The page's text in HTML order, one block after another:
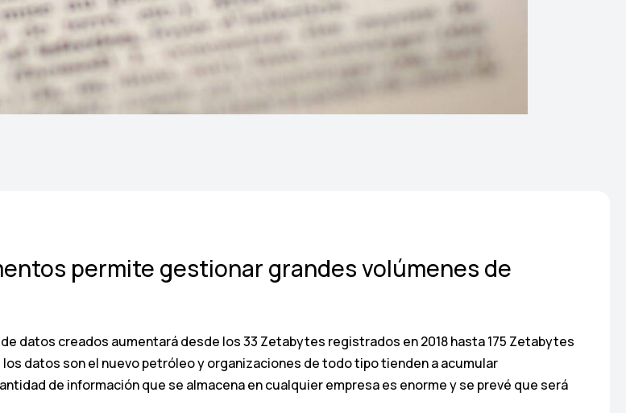
permite gestionar grandes volúmenes de
datos creados aumentará desde los 33 Zetabytes registrados en 2018 hasta 175 Zetabytes
datos son el nuevo petróleo y organizaciones de todo tipo tienden a acumular
de información que se almacena en cualquier empresa es enorme y se prevé que será